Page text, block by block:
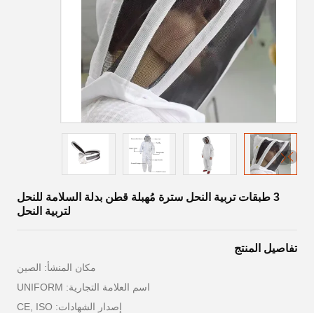
3 طبقات تربية النحل سترة مُهبلة قطن بدلة السلامة للنحل
لتربية النحل
تفاصيل المنتج
مكان المنشأ: الصين
اسم العلامة التجارية: UNIFORM
إصدار الشهادات: CE, ISO